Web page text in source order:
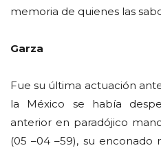
memoria de quienes las
Garza
Fue su última actuación
la México se había
anterior en paradójico
(05 –04 –59), su enconado